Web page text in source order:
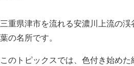
三重県津市を流れる安濃川上流の渓
葉の名所です。
このトピックスでは、色付き始め